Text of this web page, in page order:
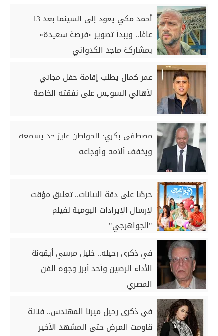
أحمد مكي يعود إلى السينما بعد 13
عامًا.. ويبدأ تصوير «فرصة سعيدة»
بمشاركة ماجد الكدواني
عمر كمال يطلب إقامة حفل مجاني
لأهالي السويس على نفقته الخاصة
مصطفى بكري: المواطن عايز حد يسمعه
ويخفف آلامه وأوجاعه
حرصًا على دقة البيانات.. تعليق مؤقت
لإرسال الإيرادات اليومية لفيلم
"الجواهرجي"
في ذكرى رحيله.. خليل مرسي أيقونة
الأداء الرصين وأحد أبرز وجوه الفن
المصري
في ذكرى رحيل ميرنا المهندس.. فنانة
قاومت المرض حتى المشهد الأخير